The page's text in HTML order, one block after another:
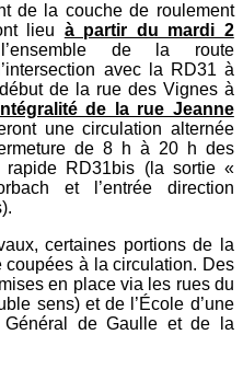
de la couche de roulement
lieu à partir du mardi 2
de la route
avec la RD31 à
de la rue des Vignes à
de la rue Jeanne
une circulation alternée
de 8 h à 20 h des
RD31bis (la sortie «
et l’entrée direction
certaines portions de la
coupées à la circulation. Des
en place via les rues du
sens) et de l’École d’une
de Gaulle et de la